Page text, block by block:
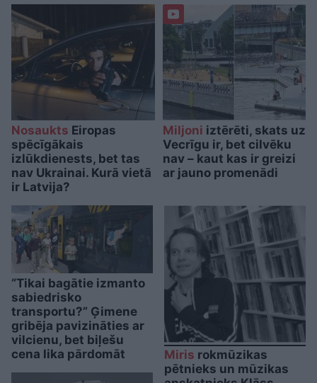
Nosaukts Eiropas
spēcīgākais
izlūkdienests, bet tas
nav Ukrainai. Kurā vietā
ir Latvija?
Miljoni iztērēti, skats uz
Vecrīgu ir, bet cilvēku
nav – kaut kas ir greizi
ar jauno promenādi
“Tikai bagātie izmanto
sabiedrisko
transportu?” Ģimene
gribēja pavizināties ar
vilcienu, bet biļešu
cena lika pārdomāt
Miris rokmūzikas
pētnieks un mūzikas